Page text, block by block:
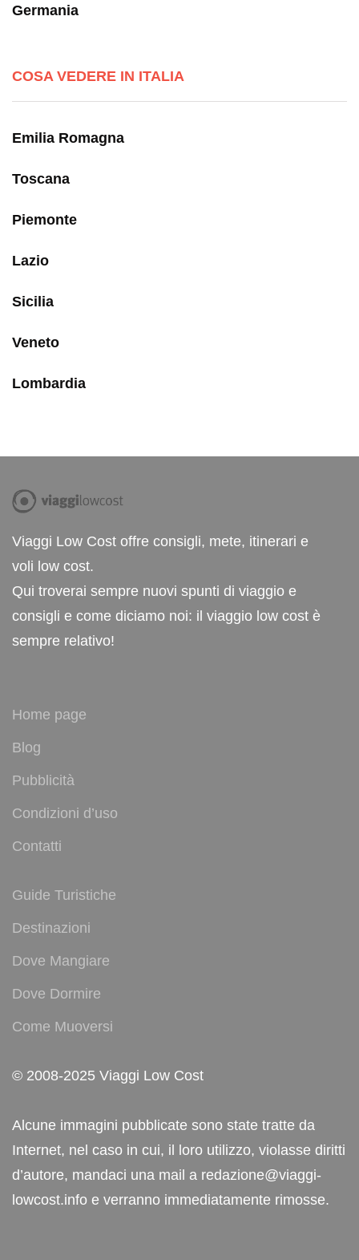
Germania
COSA VEDERE IN ITALIA
Emilia Romagna
Toscana
Piemonte
Lazio
Sicilia
Veneto
Lombardia
Viaggi Low Cost offre consigli, mete, itinerari e
voli low cost.
Qui troverai sempre nuovi spunti di viaggio e
consigli e come diciamo noi: il viaggio low cost è
sempre relativo!
Home page
Blog
Pubblicità
Condizioni d’uso
Contatti
Guide Turistiche
Destinazioni
Dove Mangiare
Dove Dormire
Come Muoversi
© 2008-2025 Viaggi Low Cost
Alcune immagini pubblicate sono state tratte da
Internet, nel caso in cui, il loro utilizzo, violasse diritti
d’autore, mandaci una mail a redazione@viaggi-
lowcost.info e verranno immediatamente rimosse.